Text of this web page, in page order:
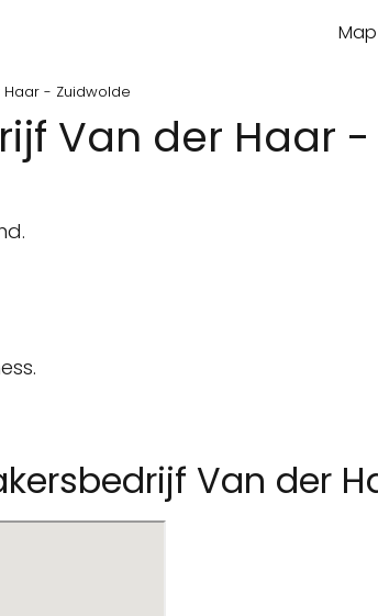
Haar - Zuidwolde
Van der Haar
Van der